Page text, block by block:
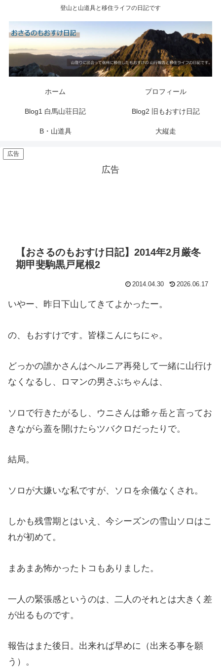
登山と山道具と移住ライフの日記です
ホーム プロフィール
Blog1 白馬山荘日記 Blog2 旧もおすけ日記
B・山道具 大縦走
広告
広告
【おさるのもおすけ日記】2014年2月厳冬
期甲斐駒黒戸尾根2
2014.04.30 2026.06.17
いやー、昨日下山してきてよかったー。
の、もおすけです。皆様こんにちにゃ。
どっかの誰かさんはヘルニア再発して一緒に山行け
なくなるし、ロマンの男さぶちゃんは、
ソロで行きたがるし、ウニさんは爺ヶ岳と言ってお
きながら蓋を開けたらツバクロだったりで。
結局。
ソロが大嫌いな私ですが、ソロを余儀なくされ。
しかも残雪期とはいえ、今シーズンの雪山ソロはこ
れが初めて。
まあまあ怖かったトコもありました。
一人の緊張感というのは、二人のそれとは大きく差
が出るものです。
報告はまた後日。出来れば早めに（出来る事を願
う）。